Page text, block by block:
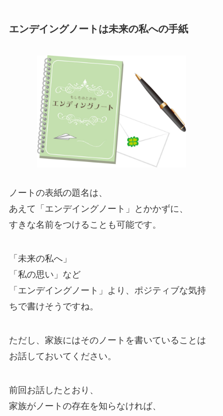
エンデイングノートは未来の私への手紙
ノートの表紙の題名は、
あえて「エンデイングノート」とかかずに、
すきな名前をつけることも可能です。
「未来の私へ」
「私の思い」など
「エンデイングノート」より、ポジティブな気持
ちで書けそうですね。
ただし、家族にはそのノートを書いていることは
お話しておいてください。
前回お話したとおり、
家族がノートの存在を知らなければ、